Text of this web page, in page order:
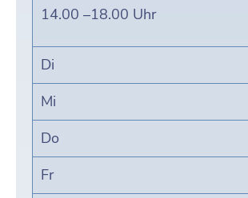
14.00 –18.00 Uhr
Di
Mi
Do
Fr